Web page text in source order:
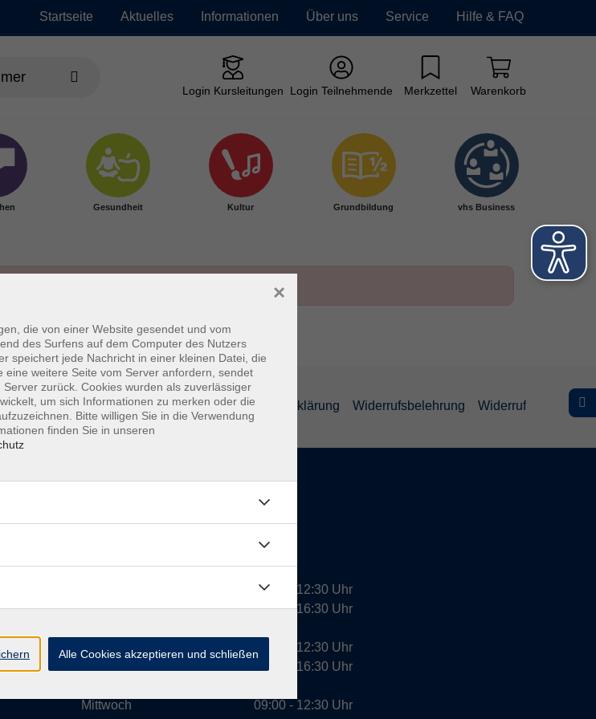
Startseite Aktuelles Informationen Über uns Service Hilfe & FAQ
Login Kursleitungen Login Teilnehmende Merkzettel Warenkorb
Gesundheit Kultur Grundbildung vhs Business
AGBs Datenschutzerklärung Barrierefreiheitserklärung Widerrufsbelehrung Widerruf
Dienstag
Mittwoch
09:00 - 12:30 Uhr
13:00 - 16:30 Uhr
10:00 - 12:30 Uhr
13:00 - 16:30 Uhr
09:00 - 12:30 Uhr
die von einer Website gesendet und vom
des Surfens auf dem Computer des Nutzers
speichert jede Nachricht in einer kleinen Datei, die
eine weitere Seite vom Server anfordern, sendet
zurück. Cookies wurden als zuverlässiger
um sich Informationen zu merken oder die
Bitte willigen Sie in die Verwendung
finden Sie in unseren
×
Alle Cookies akzeptieren und schließen